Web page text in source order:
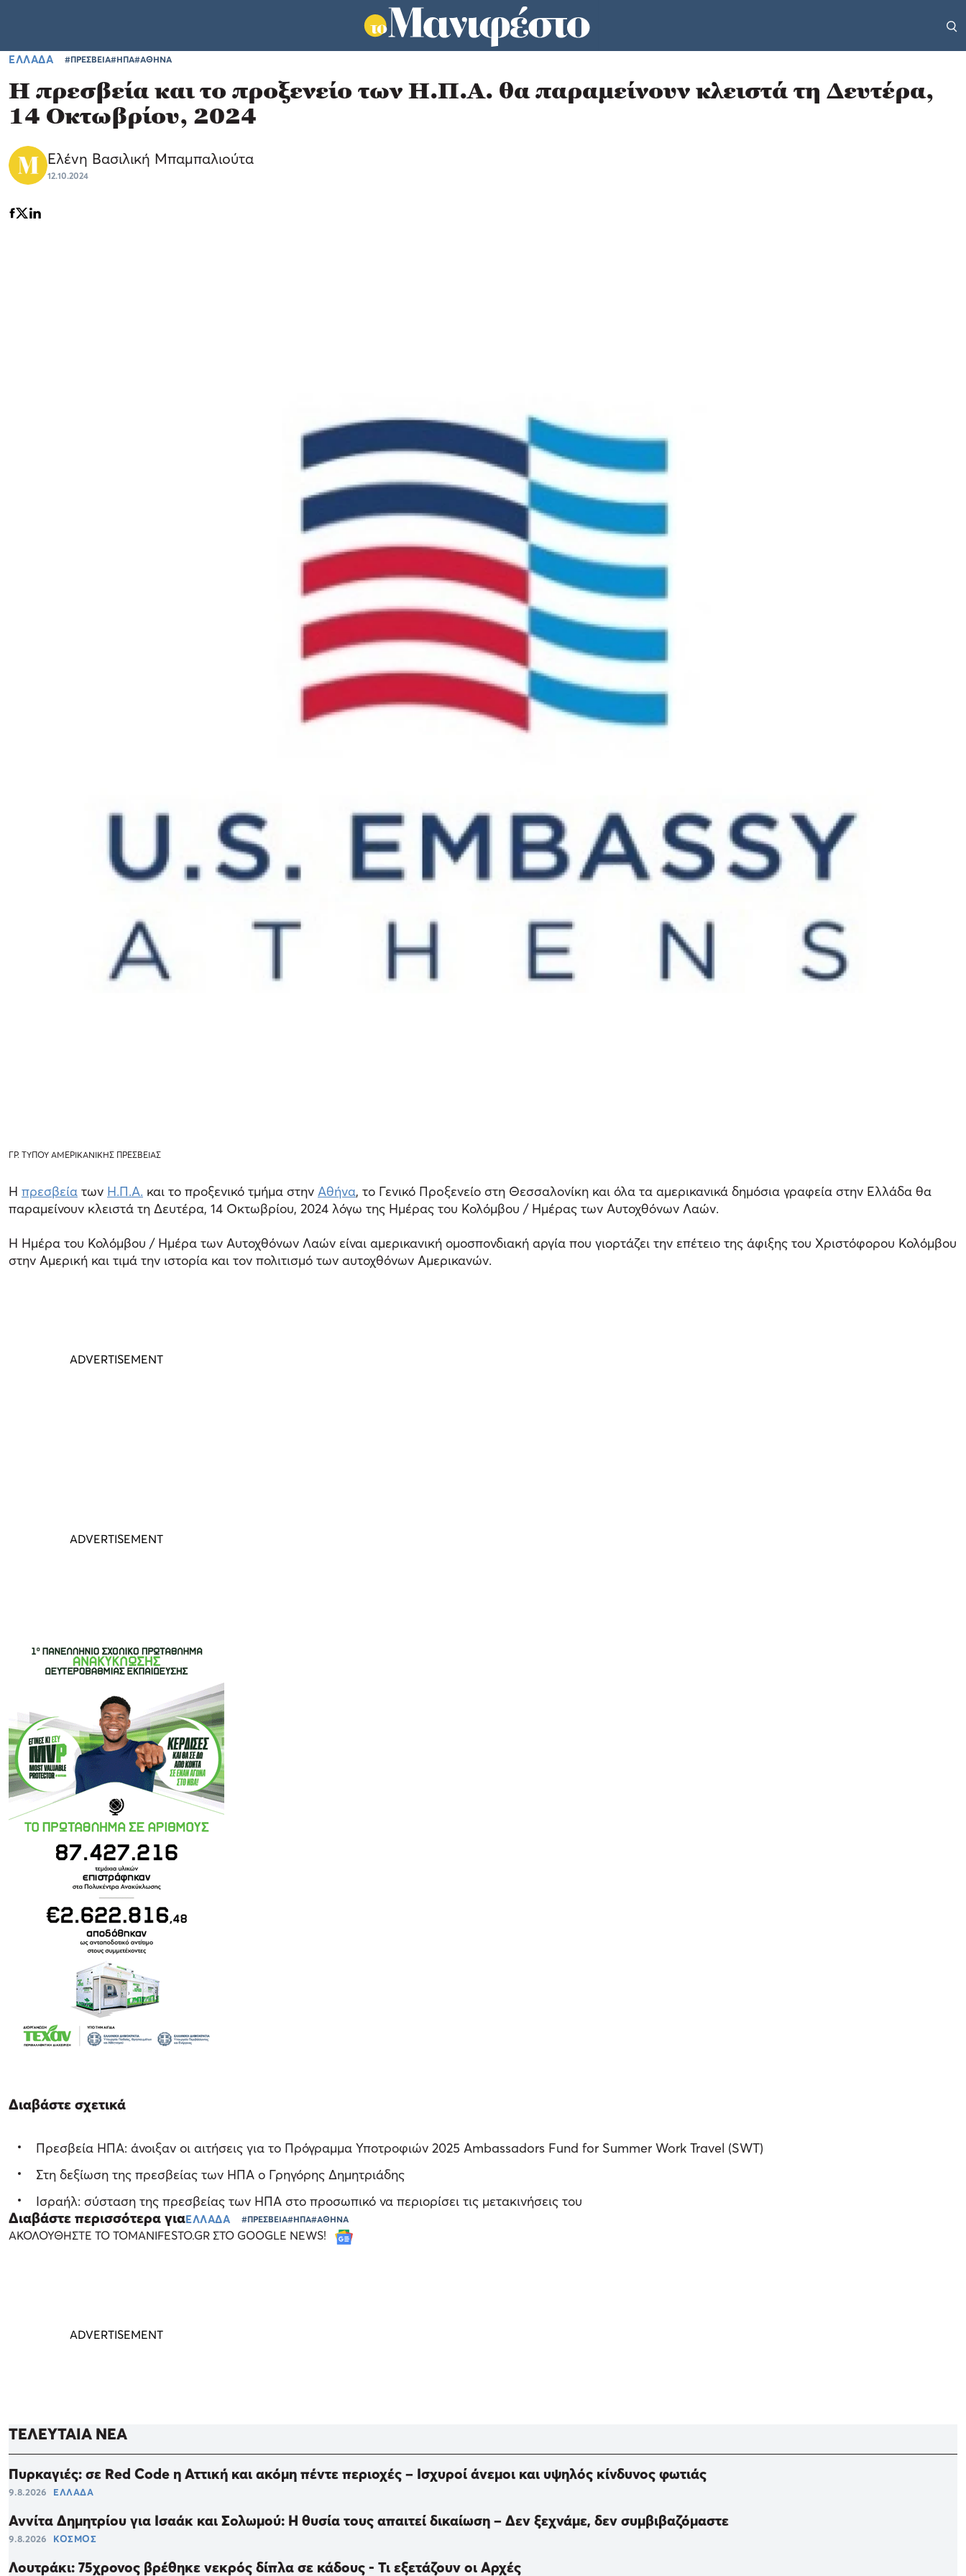
ΕΛΛΑΔΑ #ΠΡΕΣΒΕΙΑ#ΗΠΑ#ΑΘΗΝΑ
Η πρεσβεία και το προξενείο των Η.Π.Α. θα παραμείνουν κλειστά τη Δευτέρα,
14 Οκτωβρίου, 2024
Ελένη Βασιλική Μπαμπαλιούτα
12.10.2024
ΓΡ. ΤΥΠΟΥ ΑΜΕΡΙΚΑΝΙΚΗΣ ΠΡΕΣΒΕΙΑΣ
Η πρεσβεία των Η.Π.Α. και το προξενικό τμήμα στηv Αθήvα, το Γενικό Πρoξεvείο στη Θεσσαλονίκη και όλα τα αμερικανικά δημόσια γραφεία στην Ελλάδα θα
παραμείνουν κλειστά τη Δευτέρα, 14 Οκτωβρίου, 2024 λόγω της Ημέρας του Κολόμβου / Ημέρας των Aυτοχθόνων Λαών.
Η Ημέρα του Κολόμβου / Ημέρα των Αυτοχθόνων Λαών είναι αμερικανική ομοσπονδιακή αργία που γιορτάζει την επέτειο της άφιξης του Χριστόφορου Κολόμβου
στην Αμερική και τιμά την ιστορία και τον πολιτισμό των αυτοχθόνων Αμερικανών.
Διαβάστε σχετικά
Πρεσβεία ΗΠΑ: άνοιξαν οι αιτήσεις για το Πρόγραμμα Υποτροφιών 2025 Ambassadors Fund for Summer Work Travel (SWT)
Στη δεξίωση της πρεσβείας των ΗΠΑ ο Γρηγόρης Δημητριάδης
Ισραήλ: σύσταση της πρεσβείας των ΗΠΑ στο προσωπικό να περιορίσει τις μετακινήσεις του
Διαβάστε περισσότερα γιαΕΛΛΑΔΑ #ΠΡΕΣΒΕΙΑ#ΗΠΑ#ΑΘΗΝΑ
ΑΚΟΛΟΥΘΗΣΤΕ ΤΟ TOMANIFESTO.GR ΣΤΟ GOOGLE NEWS!
ΤΕΛΕΥΤΑΙΑ ΝΕΑ
Πυρκαγιές: σε Red Code η Αττική και ακόμη πέντε περιοχές – Ισχυροί άνεμοι και υψηλός κίνδυνος φωτιάς
9.8.2026 ΕΛΛΑΔΑ
Αννίτα Δημητρίου για Ισαάκ και Σολωμού: Η θυσία τους απαιτεί δικαίωση – Δεν ξεχνάμε, δεν συμβιβαζόμαστε
9.8.2026 ΚΟΣΜΟΣ
Λουτράκι: 75χρονος βρέθηκε νεκρός δίπλα σε κάδους - Τι εξετάζουν οι Αρχές